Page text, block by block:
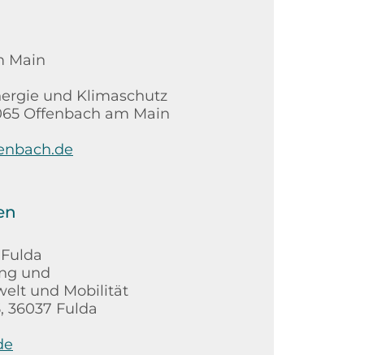
Main
und Klimaschutz
Offenbach am Main
und
und Mobilität
36037 Fulda